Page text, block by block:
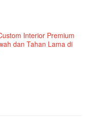
Interior Premium
dan Tahan Lama di